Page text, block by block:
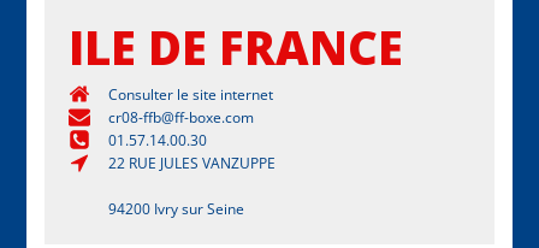
ILE DE FRANCE
Consulter le site internet
cr08-ffb@ff-boxe.com
01.57.14.00.30
22 RUE JULES VANZUPPE
94200 Ivry sur Seine